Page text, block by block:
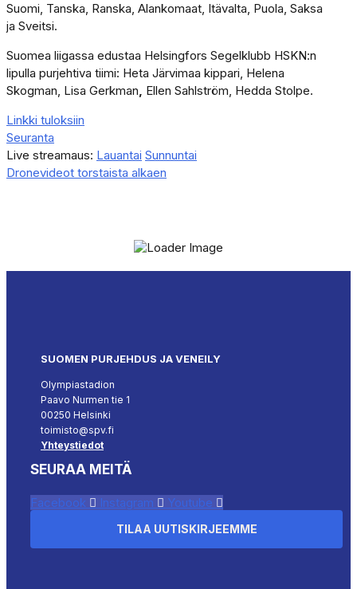
Suomi, Tanska, Ranska, Alankomaat, Itävalta, Puola, Saksa
ja Sveitsi.
Suomea liigassa edustaa Helsingfors Segelklubb HSKN:n
lipulla purjehtiva tiimi: Heta Järvimaa kippari, Helena
Skogman, Lisa Gerkman, Ellen Sahlström, Hedda Stolpe.
Linkki tuloksiin
Seuranta
Live streamaus: Lauantai Sunnuntai
Dronevideot torstaista alkaen
SUOMEN PURJEHDUS JA VENEILY
Olympiastadion
Paavo Nurmen tie 1
00250 Helsinki
toimisto@spv.fi
Yhteystiedot
SEURAA MEITÄ
Facebook Instagram Youtube
TILAA UUTISKIRJEEMME